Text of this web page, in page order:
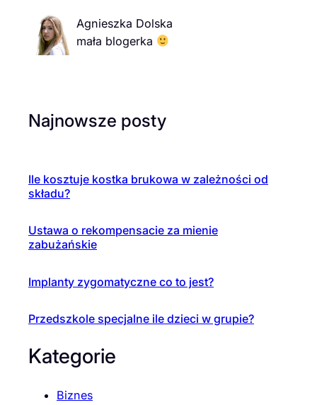
Agnieszka Dolska
mała blogerka
Najnowsze posty
Ile kosztuje kostka brukowa w zależności od
składu?
Ustawa o rekompensacie za mienie
zabużańskie
Implanty zygomatyczne co to jest?
Przedszkole specjalne ile dzieci w grupie?
Kategorie
Biznes